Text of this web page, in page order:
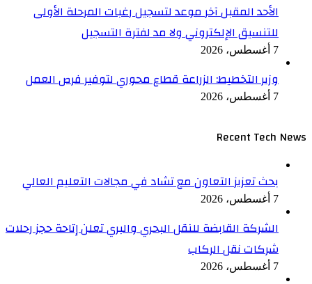
الأحد المقبل آخر موعد لتسجيل رغبات المرحلة الأولى
للتنسيق الإلكتروني ولا مد لفترة التسجيل
7 أغسطس، 2026
وزير التخطيط: الزراعة قطاع محوري لتوفير فرص العمل
7 أغسطس، 2026
Recent Tech News
بحث تعزيز التعاون مع تشاد في مجالات التعليم العالي
7 أغسطس، 2026
الشركة القابضة للنقل البحري والبري تعلن إتاحة حجز رحلات
شركات نقل الركاب
7 أغسطس، 2026